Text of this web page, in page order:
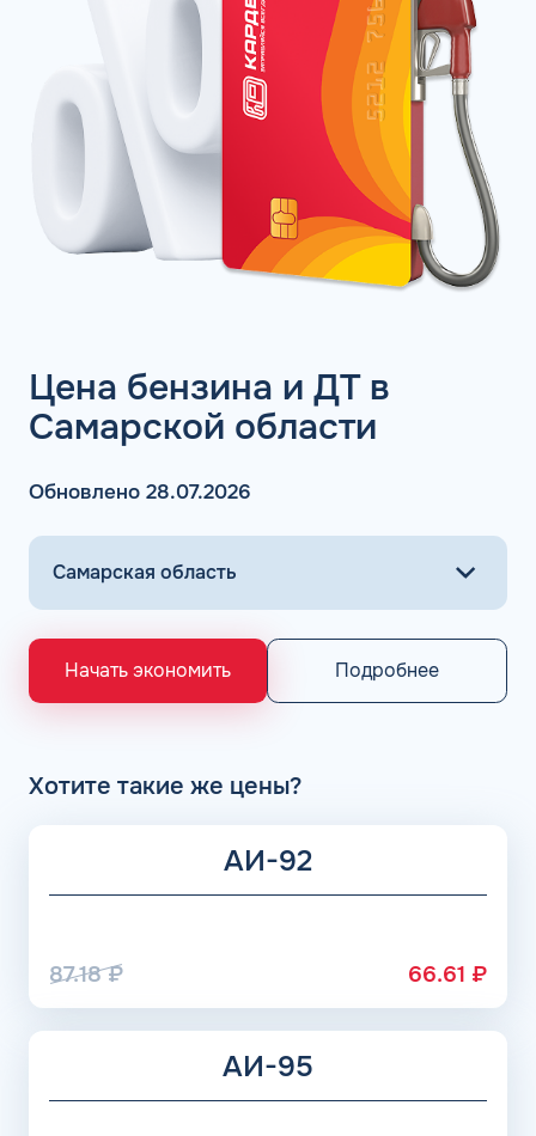
Цена бензина и ДТ в
Самарской области
Обновлено 28.07.2026
Начать экономить Подробнее
Хотите такие же цены?
АИ-92
87.18₽ 66.61 ₽
АИ-95